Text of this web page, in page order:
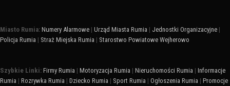
Miasto Rumia: Numery Alarmowe | Urząd Miasta Rumia | Jednostki Organizacyjne |
Policja Rumia | Straż Miejska Rumia | Starostwo Powiatowe Wejherowo
Szybkie Linki: Firmy Rumia | Motoryzacja Rumia | Nieruchomości Rumia | Informacje
Rumia | Rozrywka Rumia | Dziecko Rumia | Sport Rumia | Ogłoszenia Rumia | Promocje